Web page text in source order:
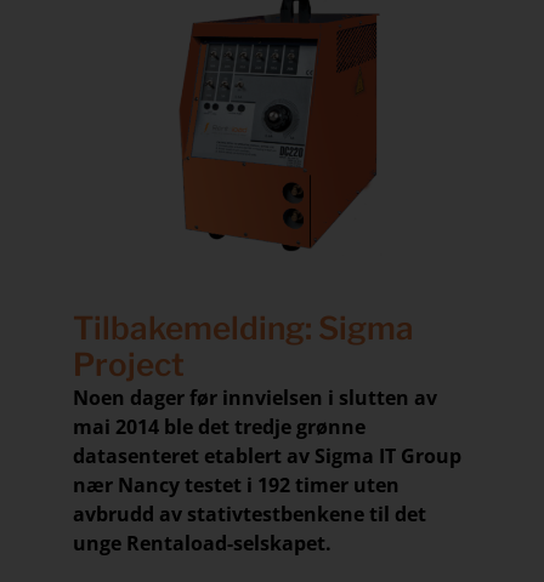
Tilbakemelding: Sigma
Project
Noen dager før innvielsen i slutten av
mai 2014 ble det tredje grønne
datasenteret etablert av Sigma IT Group
nær Nancy testet i 192 timer uten
avbrudd av stativtestbenkene til det
unge Rentaload-selskapet.